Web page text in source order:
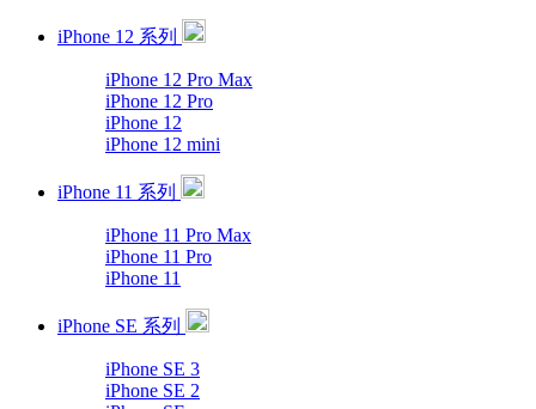
iPhone 12 系列
iPhone 12 Pro Max
iPhone 12 Pro
iPhone 12
iPhone 12 mini
iPhone 11 系列
iPhone 11 Pro Max
iPhone 11 Pro
iPhone 11
iPhone SE 系列
iPhone SE 3
iPhone SE 2